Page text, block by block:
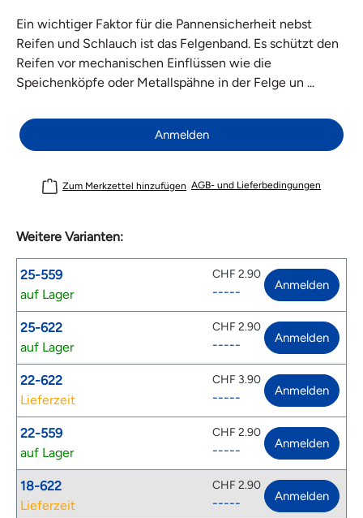
Ein wichtiger Faktor für die Pannensicherheit nebst
Reifen und Schlauch ist das Felgenband. Es schützt den
Reifen vor mechanischen Einflüssen wie die
Speichenköpfe oder Metallspähne in der Felge un ...
Anmelden
Zum Merkzettel hinzufügen AGB- und Lieferbedingungen
Weitere Varianten:
25-559
auf Lager
CHF 2.90
----- Anmelden
25-622
auf Lager
CHF 2.90
----- Anmelden
22-622
Lieferzeit
CHF 3.90
----- Anmelden
22-559
auf Lager
CHF 2.90
----- Anmelden
18-622
Lieferzeit
CHF 2.90
----- Anmelden